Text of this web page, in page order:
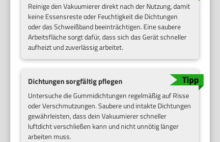
Reinige den Vakuumierer direkt nach der Nutzung, damit
keine Essensreste oder Feuchtigkeit die Dichtungen
oder das Schweißband beeinträchtigen. Eine saubere
Arbeitsfläche sorgt dafür, dass sich das Gerät schneller
aufheizt und zuverlässig arbeitet.
Dichtungen sorgfältig pflegen
Untersuche die Gummidichtungen regelmäßig auf Risse
oder Verschmutzungen. Saubere und intakte Dichtungen
gewährleisten, dass dein Vakuumierer schneller
luftdicht verschließen kann und nicht unnötig länger
arbeiten muss.